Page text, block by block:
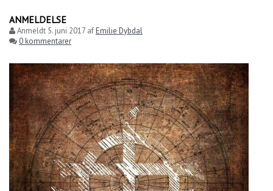
ANMELDELSE
Anmeldt 5. juni 2017 afEmilie Dybdal
0 kommentarer